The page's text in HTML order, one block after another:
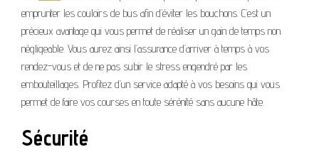
emprunter les couloirs de bus afin d’éviter les bouchons. C’est un
précieux avantage qui vous permet de réaliser un gain de temps non
négligeable. Vous aurez ainsi l’assurance d’arriver à temps à vos
rendez-vous et de ne pas subir le stress engendré par les
embouteillages. Profitez d’un service adapté à vos besoins qui vous
permet de faire vos courses en toute sérénité sans aucune hâte.
Sécurité